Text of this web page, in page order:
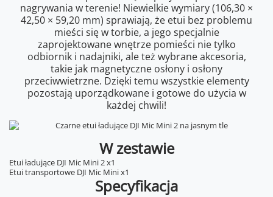
nagrywania w terenie! Niewielkie wymiary (106,30 ×
42,50 × 59,20 mm) sprawiają, że etui bez problemu
mieści się w torbie, a jego specjalnie
zaprojektowane wnętrze pomieści nie tylko
odbiornik i nadajniki, ale też wybrane akcesoria,
takie jak magnetyczne osłony i osłony
przeciwwietrzne. Dzięki temu wszystkie elementy
pozostają uporządkowane i gotowe do użycia w
każdej chwili!
W zestawie
Etui ładujące DJI Mic Mini 2 x1
Etui transportowe DJI Mic Mini x1
Specyfikacja